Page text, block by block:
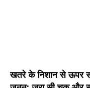
खतरे के निशान से ऊपर